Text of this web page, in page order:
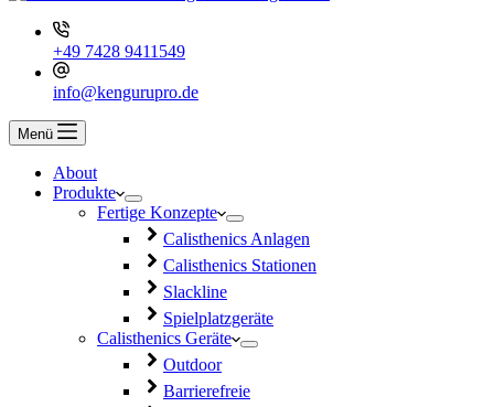
+49 7428 9411549
info@kengurupro.de
Menü
About
Produkte
Fertige Konzepte
Calisthenics Anlagen
Calisthenics Stationen
Slackline
Spielplatzgeräte
Calisthenics Geräte
Outdoor
Barrierefreie